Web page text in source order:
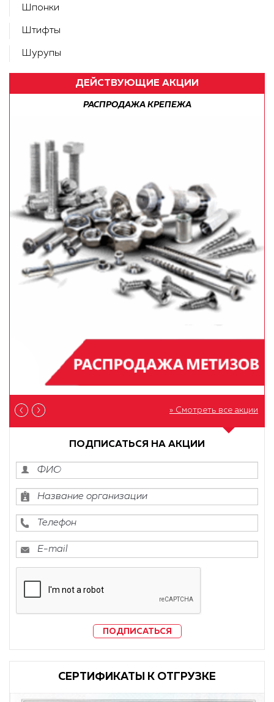
Шпонки
Штифты
Шурупы
ДЕЙСТВУЮЩИЕ АКЦИИ
РАСПРОДАЖА КРЕПЕЖА
» Смотреть все акции
ПОДПИСАТЬСЯ НА АКЦИИ
ПОДПИСАТЬСЯ
CЕРТИФИКАТЫ К ОТГРУЗКЕ